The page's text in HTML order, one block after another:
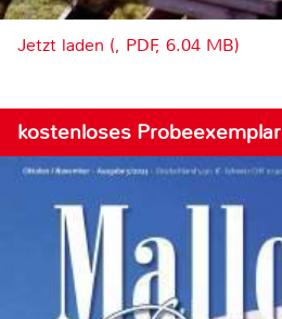
Jetzt laden (, PDF, 6.04 MB)
kostenloses Probeexemplar